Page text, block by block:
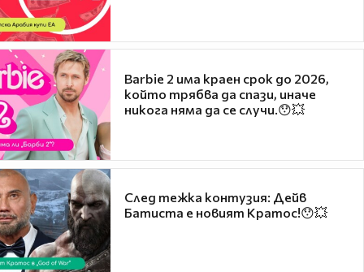
Barbie 2 има краен срок до 2026,
който трябва да спази, иначе
никога няма да се случи.😯💥
След тежка контузия: Дейв
Батиста е новият Кратос!😯💥